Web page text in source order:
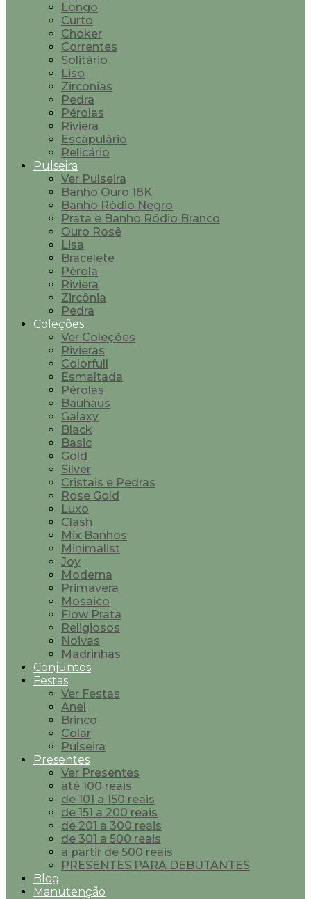
Longo
Curto
Choker
Correntes
Solitário
Liso
Zirconias
Pedra
Pérolas
Riviera
Escapulário
Relicário
Pulseira
Ver Pulseira
Banho Ouro 18K
Banho Ródio Negro
Prata e Banho Ródio Branco
Ouro Rosê
Lisa
Bracelete
Pérola
Riviera
Zircônia
Pedra
Coleções
Ver Coleções
Rivieras
Colorfull
Esmaltada
Pérolas
Bauhaus
Galaxy
Black
Basic
Gold
Silver
Cristais e Pedras
Rose Gold
Luxo
Clash
Mix Banhos
Minimalist
Joy
Moderna
Primavera
Mosaico
Flow Prata
Religiosos
Noivas
Madrinhas
Conjuntos
Festas
Ver Festas
Anel
Brinco
Colar
Pulseira
Presentes
Ver Presentes
até 100 reais
de 101 a 150 reais
de 151 a 200 reais
de 201 a 300 reais
de 301 a 500 reais
a partir de 500 reais
PRESENTES PARA DEBUTANTES
Blog
Manutenção